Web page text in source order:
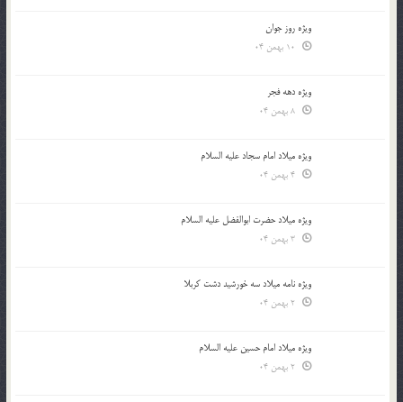
ویژه روز جوان
ویژه دهه فجر
ویژه میلاد امام سجاد علیه السلام
ویژه میلاد حضرت ابوالفضل علیه السلام
ویژه نامه میلاد سه خورشید دشت کربلا
ویژه میلاد امام حسین علیه السلام